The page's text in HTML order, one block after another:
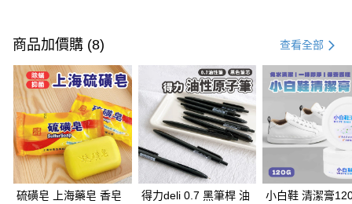
信用卡一次付款
超商取貨付款
LINE Pay
Apple Pay
街口支付
悠遊付
商品加價購 (8) 查看全部
硫磺皂 上海藥皂 香皂
得力deli 0.7 黑筆桿 油
小白鞋 清潔膏